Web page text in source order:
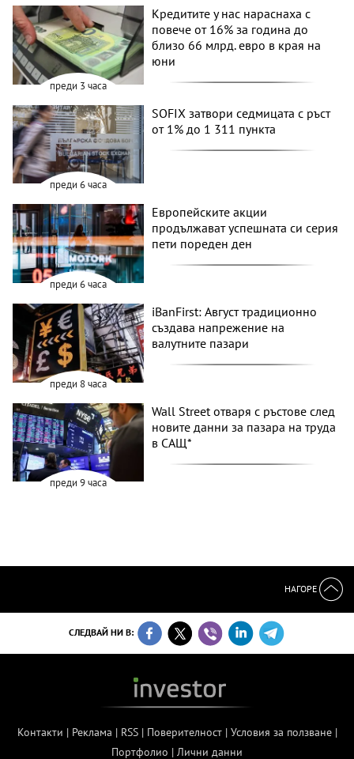
преди 3 часа
Кредитите у нас нараснаха с
повече от 16% за година до
близо 66 млрд. евро в края на
юни
преди 6 часа
SOFIX затвори седмицата с ръст
от 1% до 1 311 пункта
преди 6 часа
Европейските акции
продължават успешната си серия
пети пореден ден
преди 8 часа
iBanFirst: Август традиционно
създава напрежение на
валутните пазари
преди 9 часа
Wall Street отваря с ръстове след
новите данни за пазара на труда
в САЩ*
НАГОРЕ
СЛЕДВАЙ НИ В:
Контакти | Реклама | RSS| Поверителност| Условия за ползване|
Портфолио | Лични данни